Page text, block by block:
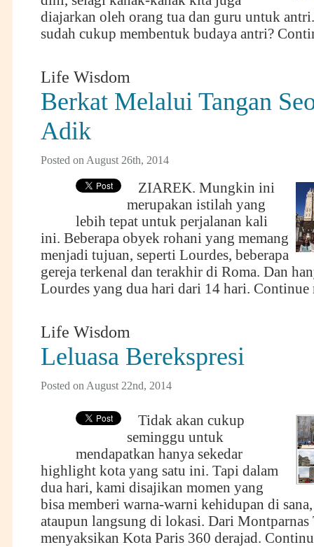
diajarkan oleh orang tua dan guru untuk
sudah cukup membentuk budaya antri?
Life Wisdom
Berkat Melalui Tangan
Adik
Posted on August 26th, 2014
ZIAREK. Mungkin ini
merupakan istilah yang
lebih tepat untuk perjalanan kali
ini. Beberapa obyek rohani yang memang
menjadi tujuan, seperti Lourdes, beberapa
gereja terkenal dan terakhir di Roma. Dan
Lourdes yang dua hari dari 14 hari.
Life Wisdom
Leluasa Berekspresi
Posted on August 22nd, 2014
Tidak akan cukup
seminggu untuk
mendapatkan hanya sekedar
highlight kota yang satu ini. Tapi dalam
dua hari, kami disajikan momen yang
bisa memberi warna-warni kehidupan di
ataupun langsung di lokasi. Dari Montparnas
menyaksikan Kota Paris 360 derajad.